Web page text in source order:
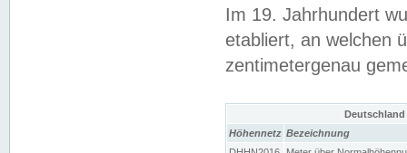
Im 19. Jahrhundert
etabliert, an welchen
zentimetergenau
Höhennetz Bezeichnung